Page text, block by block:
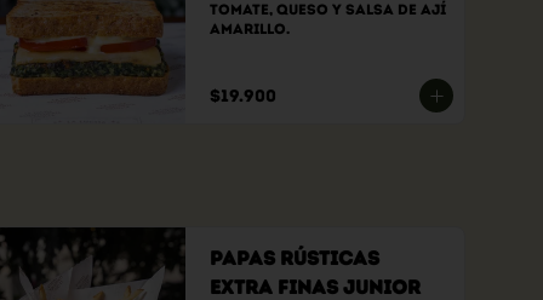
tomate, queso y salsa de ají
amarillo.
$19.900
Papas Rústicas
Extra Finas Junior